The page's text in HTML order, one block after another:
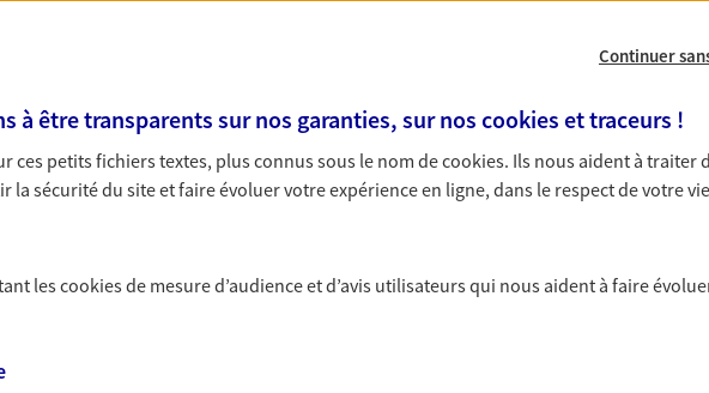
situation. Une analyse
cohérents avec vos
Nous sommes à votre écoute pour vous
activité, mais aussi les risques liés à votre vie
interlocuteur pour tous vos besoins, ça
votre
avec nos solutions pour
vos actifs.
Anticiper les aléas graves
Vous êtes travailleur non salarié ou
Continuer
à être transparents sur nos garanties, sur nos cookies et traceurs !
ces petits fichiers textes, plus connus sous le nom decookies. Ils nous aident à traiter
sécurité du site et faire évoluer votre expérience en ligne, dans le respect de votre
lescookiesde mesure d’audience et d’avis utilisateurs qui nous aident à faire